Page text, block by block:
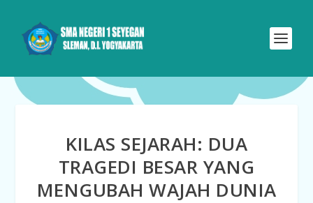
KILAS SEJARAH: DUA
TRAGEDI BESAR YANG
MENGUBAH WAJAH DUNIA